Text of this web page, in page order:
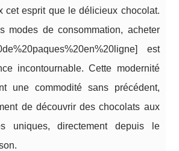
cet esprit que le délicieux chocolat.
modes de consommation, acheter
est
incontournable. Cette modernité
une commodité sans précédent,
de découvrir des chocolats aux
uniques, directement depuis le